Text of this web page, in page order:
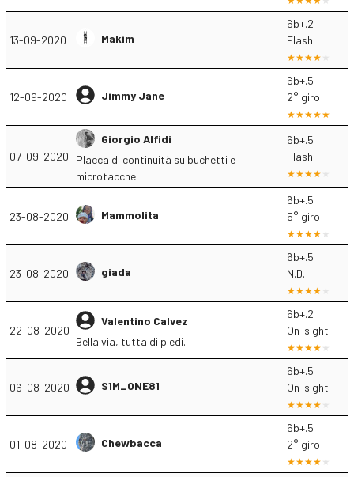
13-09-2020 Makim
6b+.2
Flash
12-09-2020 Jimmy Jane
6b+.5
2° giro
07-09-2020
Giorgio Alfidi
Placca di continuità su buchetti e
microtacche
6b+.5
Flash
23-08-2020 Mammolita
6b+.5
5° giro
23-08-2020 giada
6b+.5
N.D.
22-08-2020
Valentino Calvez
Bella via, tutta di piedi.
6b+.2
On-sight
06-08-2020 S1M_ONE81
6b+.5
On-sight
01-08-2020 Chewbacca
6b+.5
2° giro